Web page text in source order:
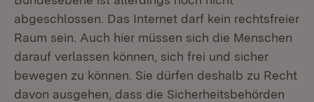
abgeschlossen. Das Internet darf kein rechtsfreier
Raum sein. Auch hier müssen sich die Menschen
darauf verlassen können, sich frei und sicher
bewegen zu können. Sie dürfen deshalb zu Recht
davon ausgehen, dass die Sicherheitsbehörden